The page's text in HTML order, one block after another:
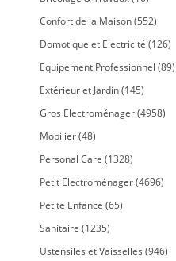
Confort de la Maison (552)
Domotique et Electricité (126)
Equipement Professionnel (89)
Extérieur et Jardin (145)
Gros Electroménager (4958)
Mobilier (48)
Personal Care (1328)
Petit Electroménager (4696)
Petite Enfance (65)
Sanitaire (1235)
Ustensiles et Vaisselles (946)